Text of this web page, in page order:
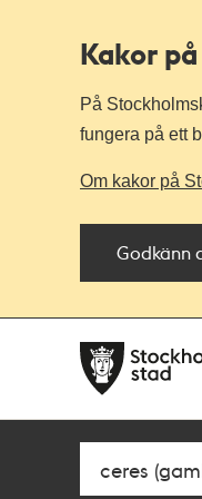
Kakor
På
fungera på ett
Om kakor på
Godkänn
navigationen
huvudinnehållet
Sök